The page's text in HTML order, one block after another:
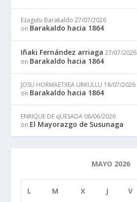
Ezagutu Barakaldo 27/07/2026
on Barakaldo hacia 1864
Iñaki Fernández arriaga 27/07/2026
on Barakaldo hacia 1864
JOSU HORMAETXEA URKULLU 18/07/2026
on Barakaldo hacia 1864
ENRIQUE DE qUESADA 06/06/2026
on El Mayorazgo de Susunaga
MAYO 2026
L M X J V